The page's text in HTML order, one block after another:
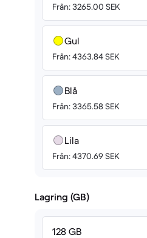
Från: 3265.00 SEK
Gul
Från: 4363.84 SEK
Blå
Från: 3365.58 SEK
Lila
Från: 4370.69 SEK
Lagring (GB)
128 GB